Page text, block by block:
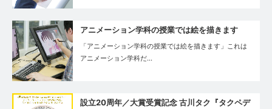
アニメーション学科の授業では絵を描きます
「アニメーション学科の授業では絵を描きます」これは
アニメーション学科だ…
設立20周年／大賞受賞記念 古川タク『タクペデ